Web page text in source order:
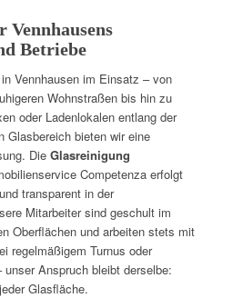
Betriebe
Vennhausen im Einsatz – von
Wohnstraßen bis hin zu
oder Ladenlokalen entlang der
Glasbereich bieten wir eine
Die Glasreinigung
Competenza erfolgt
transparent in der
Mitarbeiter sind geschult im
Oberflächen und arbeiten stets mit
regelmäßigem Turnus oder
Anspruch bleibt derselbe:
Glasfläche.